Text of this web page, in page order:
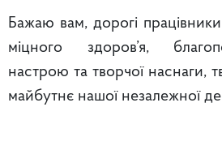
Бажаю вам, дорогі працівники
міцного здоров’я,
настрою та творчої наснаги,
майбутнє нашої незалежної